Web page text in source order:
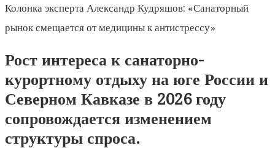
Колонка эксперта Александр Кудряшов: «Санаторный
рынок смещается от медицины к антистрессу»
Рост интереса к санаторно-
курортному отдыху на юге России и
Северном Кавказе в 2026 году
сопровождается изменением
структуры спроса.